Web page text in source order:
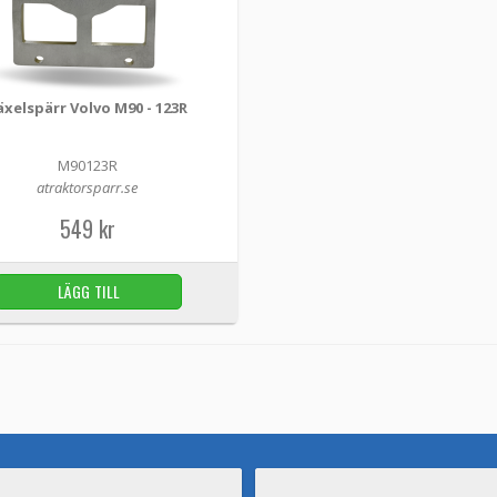
529 kr
Växelspärr Volvo M46 / M47 - 123R
M46M47123R -
Växelspärr Volvo M90 - 123R
M90123R -atraktorsparr.se
Volvo M90 - 123R
M90123R
atraktorsparr.se
549 kr
LÄGG TILL